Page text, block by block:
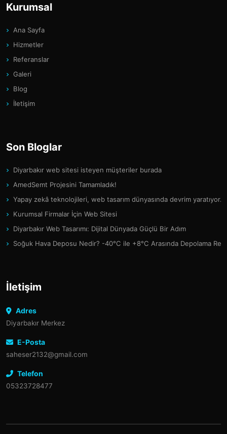
Kurumsal
Ana Sayfa
Hizmetler
Referanslar
Galeri
Blog
İletişim
Son Bloglar
Diyarbakır web sitesi isteyen müşteriler burada
AmedSemt Projesini Tamamladık!
Yapay zekâ teknolojileri, web tasarım dünyasında devrim yaratıyor.
Kurumsal Firmalar İçin Web Sitesi
Diyarbakır Web Tasarımı: Dijital Dünyada Güçlü Bir Adım
Soğuk Hava Deposu Nedir? -40°C ile +8°C Arasında Depolama
İletişim
Adres
Diyarbakır Merkez
E-Posta
saheser2132@gmail.com
Telefon
05323728477